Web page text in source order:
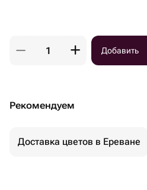
Добавить
Рекомендуем
Доставка цветов в Ереване